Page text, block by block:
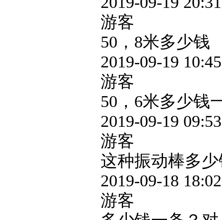
游客
50，8米多少钱
2019-09-19
游客
50，6米多少钱
2019-09-19
游客
这种振动棒多
2019-09-18
游客